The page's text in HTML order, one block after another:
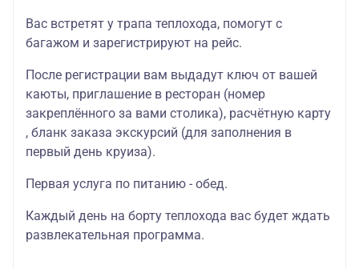
Вас встретят у трапа теплохода, помогут с
багажом и зарегистрируют на рейс.
После регистрации вам выдадут ключ от вашей
каюты, приглашение в ресторан (номер
закреплённого за вами столика), расчётную карту
, бланк заказа экскурсий (для заполнения в
первый день круиза).
Первая услуга по питанию - обед.
Каждый день на борту теплохода вас будет ждать
развлекательная программа.